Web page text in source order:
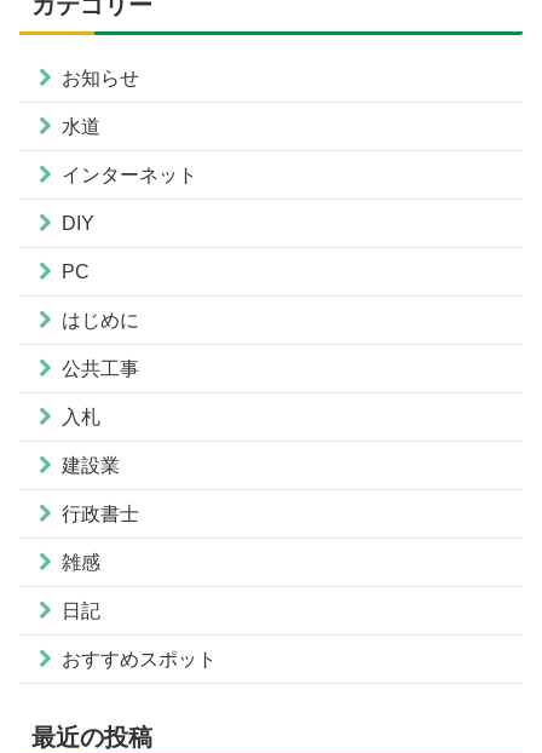
お知らせ
水道
インターネット
DIY
PC
はじめに
公共工事
入札
建設業
行政書士
雑感
日記
おすすめスポット
最近の投稿